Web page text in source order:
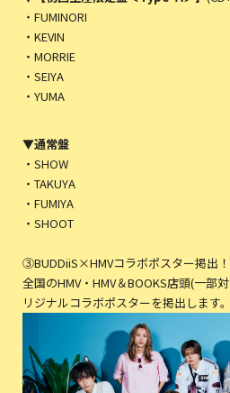
・FUMINORI
・KEVIN
・MORRIE
・SEIYA
・YUMA
▼通常盤
・SHOW
・TAKUYA
・FUMIYA
・SHOOT
③BUDDiiS×HMVコラボポスター掲出！
全国のHMV・HMV＆BOOKS店頭(一部
リジナルコラボポスターを掲出します。